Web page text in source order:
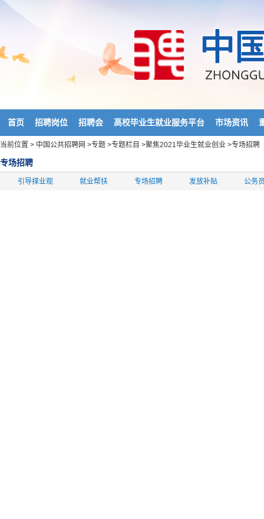
首页 招聘岗位 招聘会 高校毕业生就业服务平台 市场资讯
当前位置 > 中国公共招聘网 >专题 >专题栏目 >聚焦2021毕业生就业创业 >专场招聘
专场招聘
引导择业观 就业帮扶 专场招聘 发放补贴 公务